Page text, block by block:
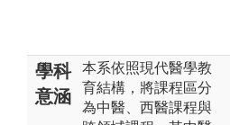
學科
意涵
本系依照現代醫學教
育結構，將課程區分
為中醫、西醫課程與